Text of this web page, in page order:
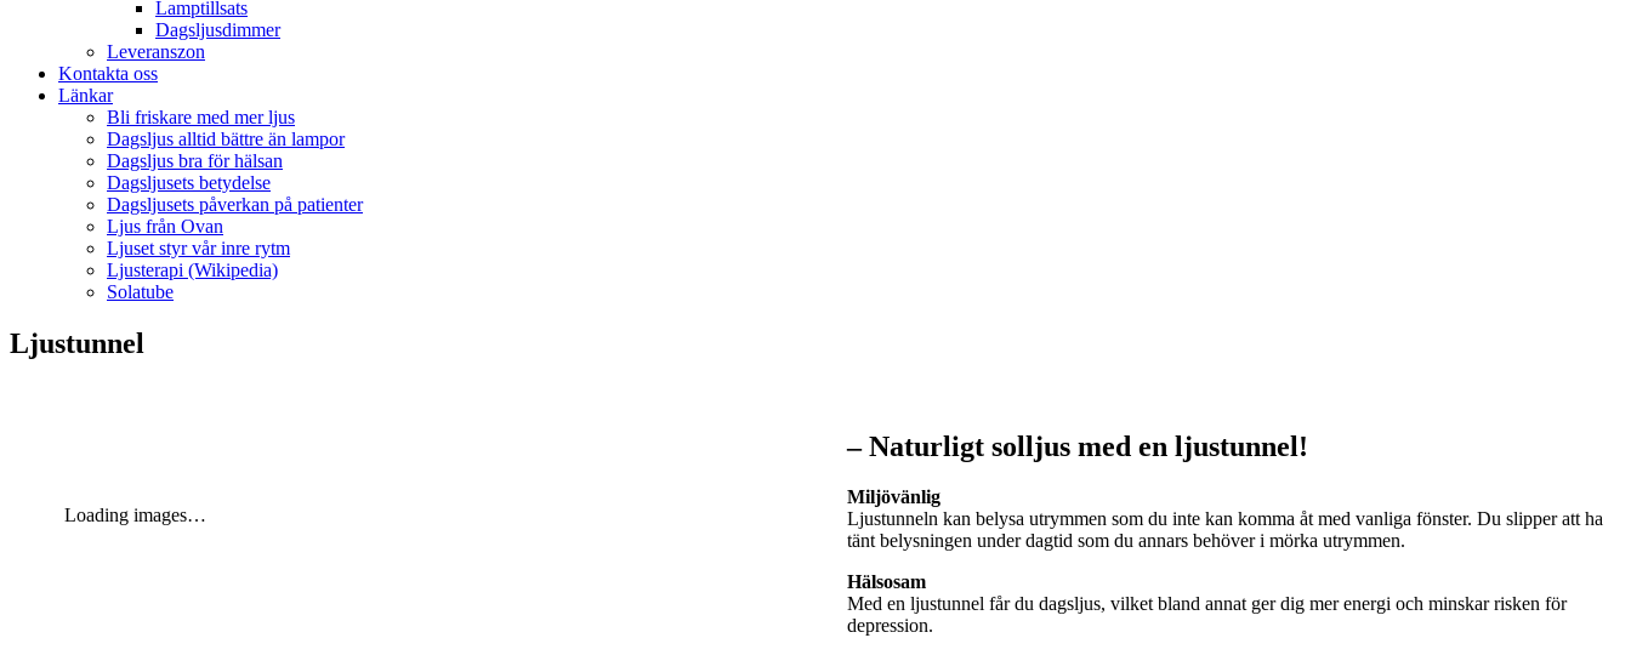
Lamptillsats
Dagsljusdimmer
Leveranszon
Kontakta oss
Länkar
Bli friskare med mer ljus
Dagsljus alltid bättre än lampor
Dagsljus bra för hälsan
Dagsljusets betydelse
Dagsljusets påverkan på patienter
Ljus från Ovan
Ljuset styr vår inre rytm
Ljusterapi (Wikipedia)
Solatube
Ljustunnel
Loading images…
– Naturligt solljus med en ljustunnel!
Miljövänlig
Ljustunneln kan belysa utrymmen som du inte kan komma åt med vanliga fönster. Du slipper att ha
tänt belysningen under dagtid som du annars behöver i mörka utrymmen.
Hälsosam
Med en ljustunnel får du dagsljus, vilket bland annat ger dig mer energi och minskar risken för
depression.